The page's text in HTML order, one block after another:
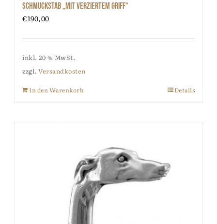
Schmuckstab „mit verziertem Griff“
€190,00
inkl. 20 % MwSt.
zzgl. Versandkosten
In den Warenkorb Details